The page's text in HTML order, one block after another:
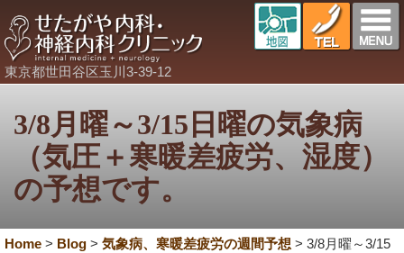
東京都世田谷区玉川3-39-12
3/8月曜～3/15日曜の気象病
（気圧＋寒暖差疲労、湿度）
の予想です。
Home > Blog > 気象病、寒暖差疲労の週間予想 > 3/8月曜～3/15